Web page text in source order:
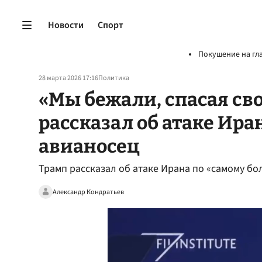
Новости Спорт
Покушение на
28 марта 2026 17:16Политика
«Мы бежали, спасая
рассказал об атаке
авианосец
Трамп рассказал об атаке Ирана по «самому
Александр Кондратьев